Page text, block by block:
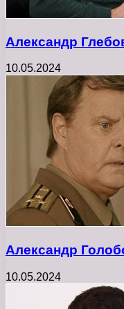
Александр
10.05.2024
Александр
10.05.2024